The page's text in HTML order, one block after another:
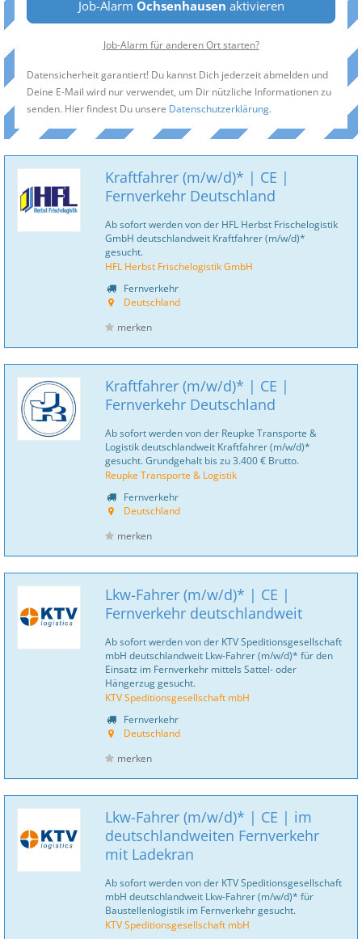
Job-Alarm Ochsenhausen aktivieren
Job-Alarm für anderen Ort starten?
Datensicherheit garantiert! Du kannst Dich jederzeit abmelden und
Deine E-Mail wird nur verwendet, um Dir nützliche Informationen zu
senden. Hier findest Du unsere Datenschutzerklärung.
Kraftfahrer (m/w/d)* | CE |
Fernverkehr Deutschland
Ab sofort werden von der HFL Herbst Frischelogistik
GmbH deutschlandweit Kraftfahrer (m/w/d)*
gesucht.
HFL Herbst Frischelogistik GmbH
Fernverkehr
Deutschland
merken
Kraftfahrer (m/w/d)* | CE |
Fernverkehr Deutschland
Ab sofort werden von der Reupke Transporte &
Logistik deutschlandweit Kraftfahrer (m/w/d)*
gesucht. Grundgehalt bis zu 3.400 € Brutto.
Reupke Transporte & Logistik
Fernverkehr
Deutschland
merken
Lkw-Fahrer (m/w/d)* | CE |
Fernverkehr deutschlandweit
Ab sofort werden von der KTV Speditionsgesellschaft
mbH deutschlandweit Lkw-Fahrer (m/w/d)* für den
Einsatz im Fernverkehr mittels Sattel- oder
Hängerzug gesucht.
KTV Speditionsgesellschaft mbH
Fernverkehr
Deutschland
merken
Lkw-Fahrer (m/w/d)* | CE | im
deutschlandweiten Fernverkehr
mit Ladekran
Ab sofort werden von der KTV Speditionsgesellschaft
mbH deutschlandweit Lkw-Fahrer (m/w/d)* für
Baustellenlogistik im Fernverkehr gesucht.
KTV Speditionsgesellschaft mbH